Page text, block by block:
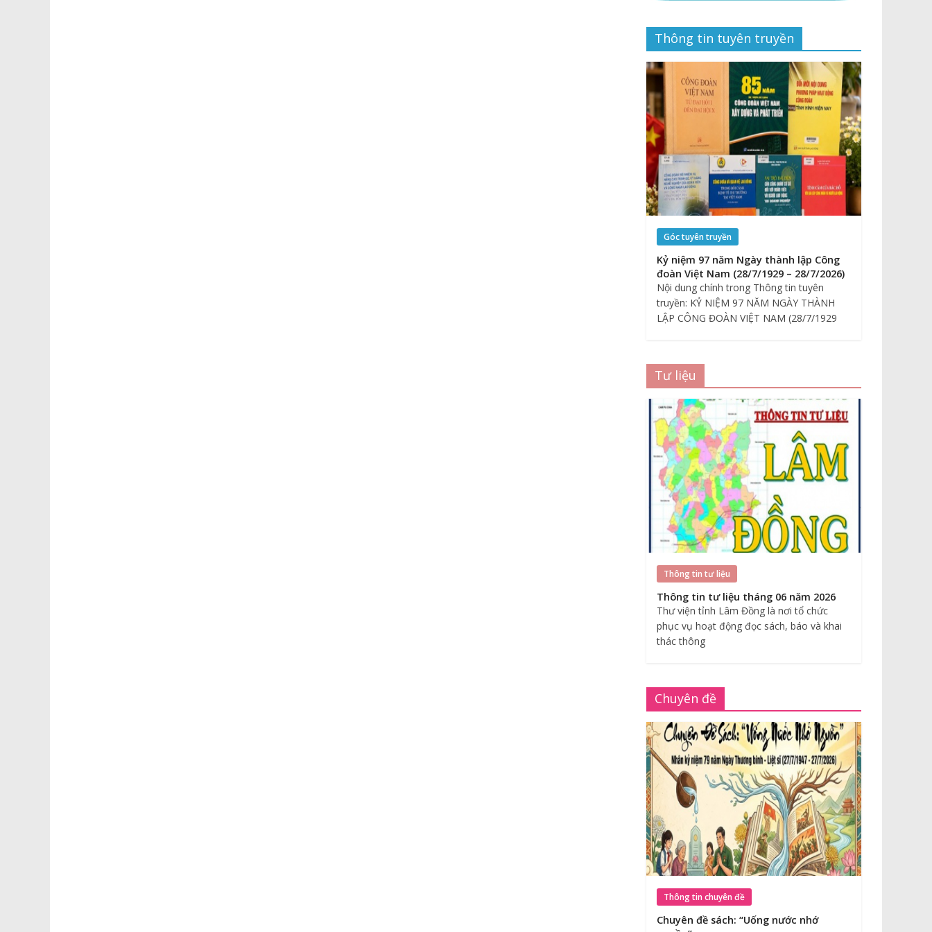
Thông tin tuyên truyền
Góc tuyên truyền
Kỷ niệm 97 năm Ngày thành lập Công
đoàn Việt Nam (28/7/1929 – 28/7/2026)
Nội dung chính trong Thông tin tuyên
truyền: KỶ NIỆM 97 NĂM NGÀY THÀNH
LẬP CÔNG ĐOÀN VIỆT NAM (28/7/1929
Tư liệu
Thông tin tư liệu
Thông tin tư liệu tháng 06 năm 2026
Thư viện tỉnh Lâm Đồng là nơi tổ chức
phục vụ hoạt động đọc sách, báo và khai
thác thông
Chuyên đề
Thông tin chuyên đề
Chuyên đề sách: “Uống nước nhớ